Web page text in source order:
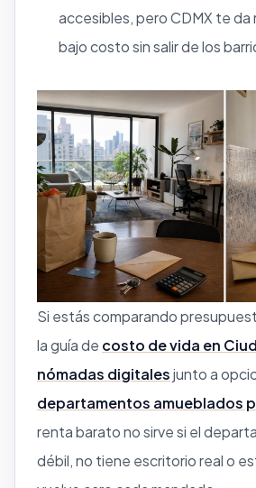
accesibles, pero CDMX te
bajo costo sin salir de los
Si estás comparando
la guía de costo de vida en
nómadas digitalesjunto a
departamentos amueblados
renta barato no sirve si el
débil, no tiene escritorio real o